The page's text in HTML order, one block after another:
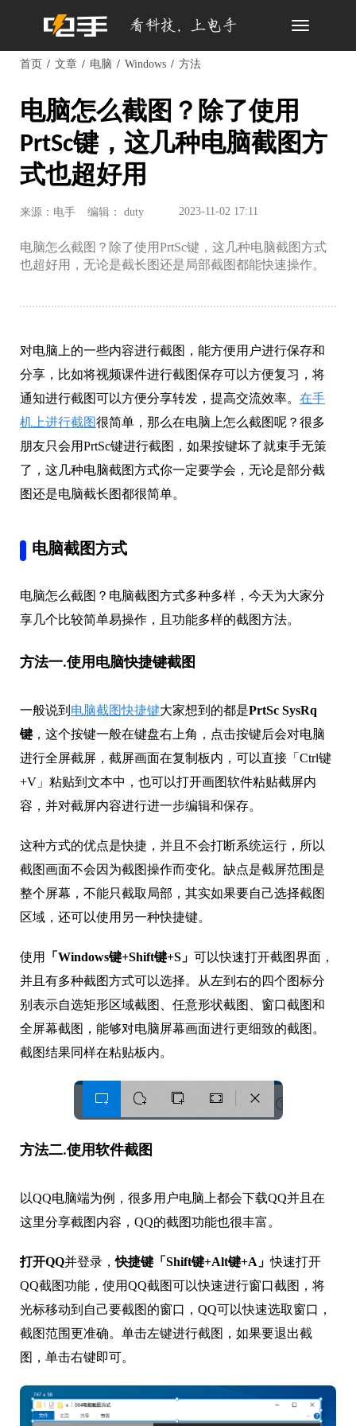
Toggle
首页 文章 电脑 Windows 方法
电脑怎么截图？除了使用
PrtSc键，这几种电脑截图方
式也超好用
来源：电手 编辑： duty 2023-11-02 17:11
电脑怎么截图？除了使用PrtSc键，这几种电脑截图方式
也超好用，无论是截长图还是局部截图都能快速操作。
对电脑上的一些内容进行截图，能方便用户进行保存和
分享，比如将视频课件进行截图保存可以方便复习，将
通知进行截图可以方便分享转发，提高交流效率。 在手
机上进行截图很简单，那么在电脑上怎么截图呢？很多
朋友只会用PrtSc键进行截图，如果按键坏了就束手无策
了，这几种电脑截图方式你一定要学会，无论是部分截
图还是电脑截长图都很简单。
电脑截图方式
电脑怎么截图？电脑截图方式多种多样，今天为大家分
享几个比较简单易操作，且功能多样的截图方法。
方法一.使用电脑快捷键截图
一般说到 电脑截图快捷键大家想到的都是PrtSc SysRq
键 ，这个按键一般在键盘右上角，点击按键后会对电脑
进行全屏截屏，截屏画面在复制板内，可以直接「Ctrl键
+V」粘贴到文本中，也可以打开画图软件粘贴截屏内
容，并对截屏内容进行进一步编辑和保存。
这种方式的优点是快捷，并且不会打断系统运行，所以
截图画面不会因为截图操作而变化。缺点是截屏范围是
整个屏幕，不能只截取局部，其实如果要自己选择截图
区域，还可以使用另一种快捷键。
使用 「Windows键+Shift键+S」 可以快速打开截图界面，
并且有多种截图方式可以选择。从左到右的四个图标分
别表示自选矩形区域截图、任意形状截图、窗口截图和
全屏幕截图，能够对电脑屏幕画面进行更细致的截图。
截图结果同样在粘贴板内。
方法二.使用软件截图
以QQ电脑端为例，很多用户电脑上都会下载QQ并且在
这里分享截图内容，QQ的截图功能也很丰富。
打开QQ并登录，快捷键「Shift键+Alt键+A」快速打开
QQ截图功能，使用QQ截图可以快速进行窗口截图，将
光标移动到自己要截图的窗口，QQ可以快速选取窗口，
截图范围更准确。单击左键进行截图，如果要退出截
图，单击右键即可。